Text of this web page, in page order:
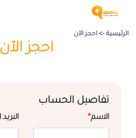
الرئيسية -> احجز الآن
احجز الآن
تفاصيل الحساب
الاسم* البريد